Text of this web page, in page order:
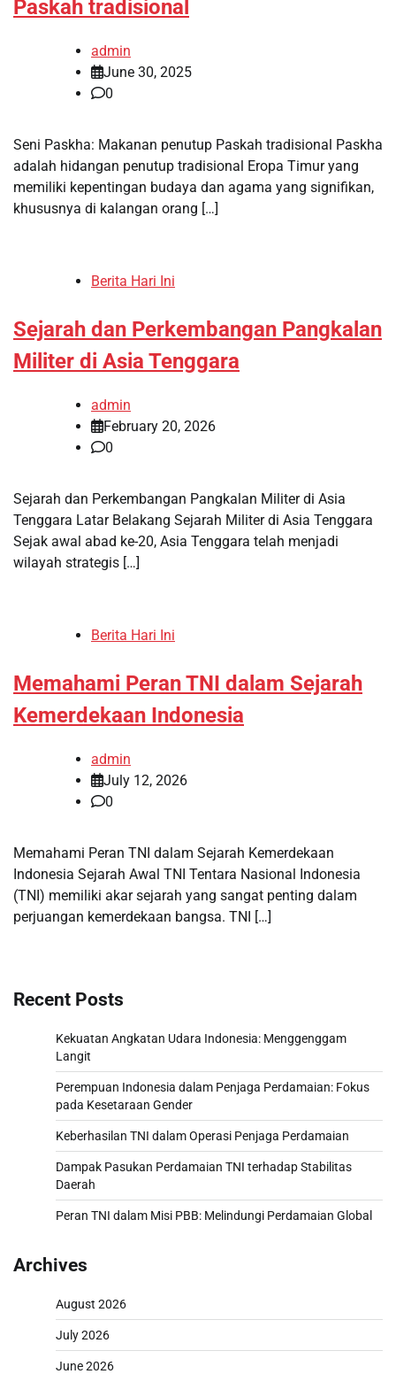
Paskah tradisional
admin
June 30, 2025
0
Seni Paskha: Makanan penutup Paskah tradisional Paskha
adalah hidangan penutup tradisional Eropa Timur yang
memiliki kepentingan budaya dan agama yang signifikan,
khususnya di kalangan orang […]
Berita Hari Ini
Sejarah dan Perkembangan Pangkalan
Militer di Asia Tenggara
admin
February 20, 2026
0
Sejarah dan Perkembangan Pangkalan Militer di Asia
Tenggara Latar Belakang Sejarah Militer di Asia Tenggara
Sejak awal abad ke-20, Asia Tenggara telah menjadi
wilayah strategis […]
Berita Hari Ini
Memahami Peran TNI dalam Sejarah
Kemerdekaan Indonesia
admin
July 12, 2026
0
Memahami Peran TNI dalam Sejarah Kemerdekaan
Indonesia Sejarah Awal TNI Tentara Nasional Indonesia
(TNI) memiliki akar sejarah yang sangat penting dalam
perjuangan kemerdekaan bangsa. TNI […]
Recent Posts
Kekuatan Angkatan Udara Indonesia: Menggenggam
Langit
Perempuan Indonesia dalam Penjaga Perdamaian: Fokus
pada Kesetaraan Gender
Keberhasilan TNI dalam Operasi Penjaga Perdamaian
Dampak Pasukan Perdamaian TNI terhadap Stabilitas
Daerah
Peran TNI dalam Misi PBB: Melindungi Perdamaian Global
Archives
August 2026
July 2026
June 2026